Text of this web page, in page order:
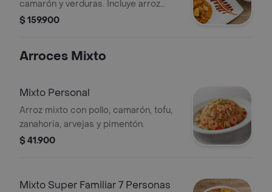
camarón y verduras. Incluye arroz
frito con pollo.
$ 159.900
Arroces Mixto
Mixto Personal
Arroz mixto con pollo, camarón, tofu,
zanahoria, arvejas y pimentón.
$ 41.900
Mixto Super Familiar 7 Personas